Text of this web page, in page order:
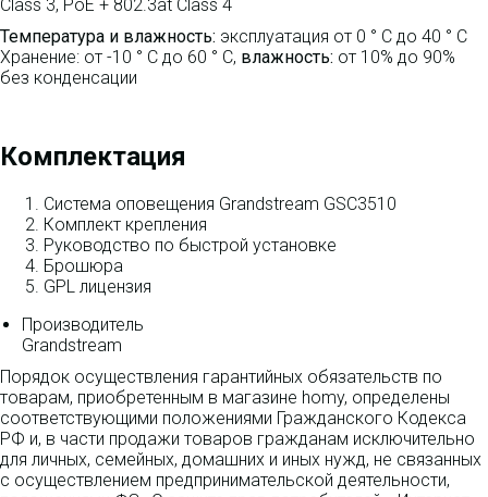
Class 3, PoE + 802.3at Class 4
Температура и влажность: эксплуатация от 0 ° C до 40 ° C
Хранение: от -10 ° C до 60 ° C, влажность: от 10% до 90%
без конденсации
Комплектация
Система оповещения Grandstream GSC3510
Комплект крепления
Руководство по быстрой установке
Брошюра
GPL лицензия
Производитель
Grandstream
Порядок осуществления гарантийных обязательств по
товарам, приобретенным в магазине homy, определены
соответствующими положениями Гражданского Кодекса
РФ и, в части продажи товаров гражданам исключительно
для личных, семейных, домашних и иных нужд, не связанных
с осуществлением предпринимательской деятельности,